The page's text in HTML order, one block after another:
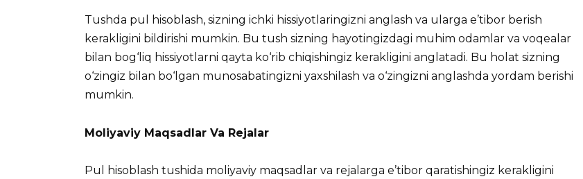
Tushda pul hisoblash, sizning ichki hissiyotlaringizni anglash va ularga e’tibor berish
kerakligini bildirishi mumkin. Bu tush sizning hayotingizdagi muhim odamlar va voqealar
bilan bog‘liq hissiyotlarni qayta ko‘rib chiqishingiz kerakligini anglatadi. Bu holat sizning
o‘zingiz bilan bo‘lgan munosabatingizni yaxshilash va o‘zingizni anglashda yordam berishi
mumkin.
Moliyaviy Maqsadlar Va Rejalar
Pul hisoblash tushida moliyaviy maqsadlar va rejalarga e’tibor qaratishingiz kerakligini